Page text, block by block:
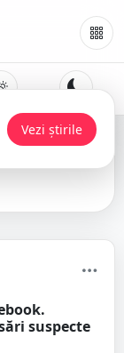
suspecte